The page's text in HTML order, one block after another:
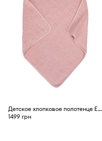
Детское хлопковое полотенце Effiki 95x95 cm
1499 грн